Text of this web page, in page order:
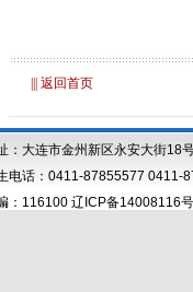
||| 返回首页
：大连市金州新区永安大街18
电话：0411-87855577 0411-
：116100 辽ICP备14008116